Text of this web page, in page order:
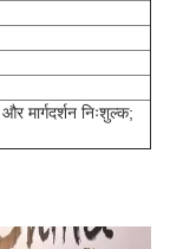
मार्गदर्शन निःशुल्क;